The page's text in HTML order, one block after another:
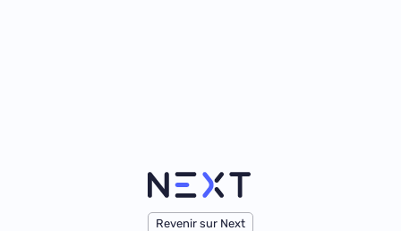
Revenir sur Next